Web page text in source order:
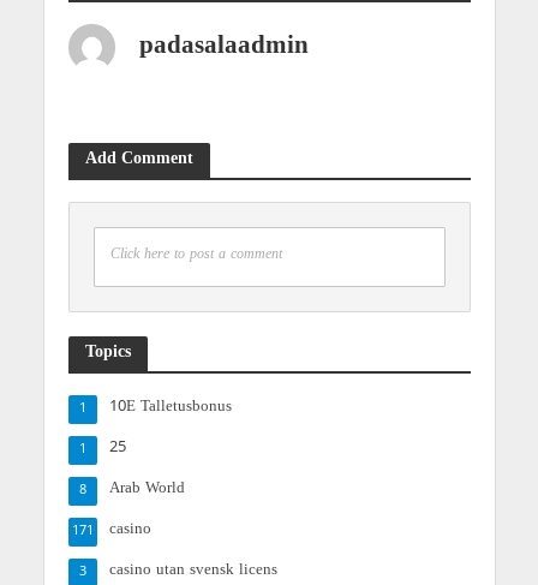
padasalaadmin
Add Comment
Click here to post a comment
Topics
10E Talletusbonus
1
25
1
Arab World
8
casino
171
casino utan svensk licens
3